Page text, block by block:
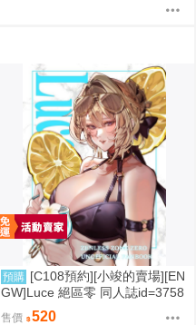
預購 [C108預約][小竣的賣場][EN
GW]Luce 絕區零 同人誌id=3758
售價 520